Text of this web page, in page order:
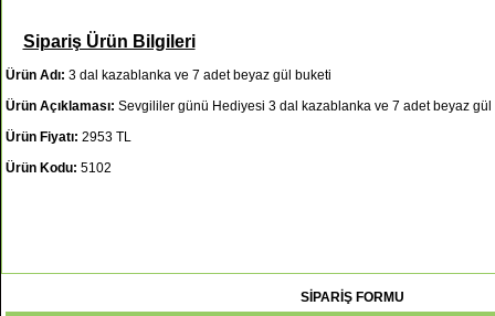
Sipariş Ürün Bilgileri
Ürün Adı: 3 dal kazablanka ve 7 adet beyaz gül buketi
Ürün Açıklaması: Sevgililer günü Hediyesi 3 dal kazablanka ve 7 adet beyaz gül
Ürün Fiyatı: 2953 TL
Ürün Kodu: 5102
SİPARİŞ FORMU